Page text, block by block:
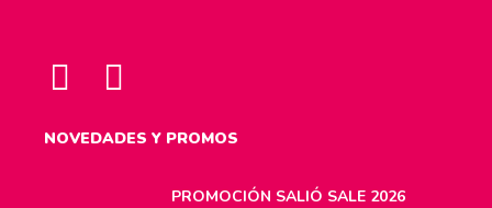
NOVEDADES Y PROMOS
PROMOCIÓN SALIÓ SALE 2026